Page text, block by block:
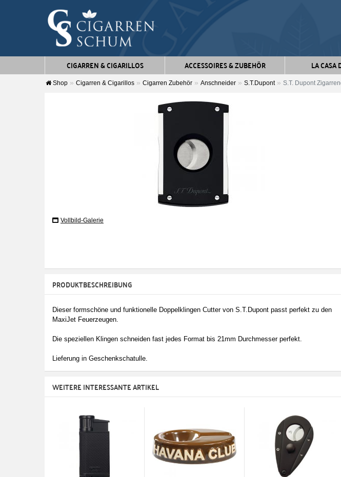
CIGARREN & CIGARILLOS ACCESSOIRES & ZUBEHÖR LA CASA
Shop Cigarren & Cigarillos Cigarren Zubehör Anschneider S.T.Dupont S.T. Dupont
Vollbild-Galerie
PRODUKTBESCHREIBUNG
Dieser formschöne und funktionelle Doppelklingen Cutter von S.T.Dupont passt perfekt zu den
MaxiJet Feuerzeugen.
Die speziellen Klingen schneiden fast jedes Format bis 21mm Durchmesser perfekt.
Lieferung in Geschenkschatulle.
WEITERE INTERESSANTE ARTIKEL